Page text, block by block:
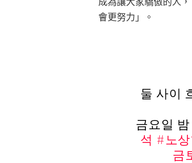
會更努力」。
둘 사이
금요일
석 #노상
금